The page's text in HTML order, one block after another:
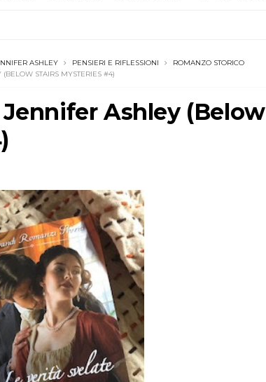
ASHLEY PENSIERI E RIFLESSIONI
ROMANZO STORICO
STAIRS MYSTERIES #4)
Ashley (Below